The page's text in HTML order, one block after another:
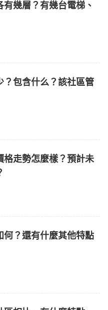
有幾層？有幾台電梯、
？包含什么？該社區管
格走勢怎麼樣？預計未
何？還有什麼其他特點